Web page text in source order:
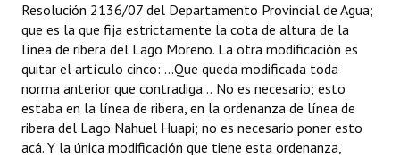
Resolución 2136/07 del Departamento Provincial de Agua;
que es la que fija estrictamente la cota de altura de la
línea de ribera del Lago Moreno. La otra modificación es
quitar el artículo cinco: ...Que queda modificada toda
norma anterior que contradiga... No es necesario; esto
estaba en la línea de ribera, en la ordenanza de línea de
ribera del Lago Nahuel Huapi; no es necesario poner esto
acá. Y la única modificación que tiene esta ordenanza,